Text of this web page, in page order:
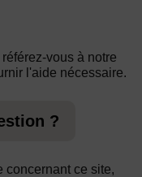
vous à notre
l'aide nécessaire.
?
concernant ce site,